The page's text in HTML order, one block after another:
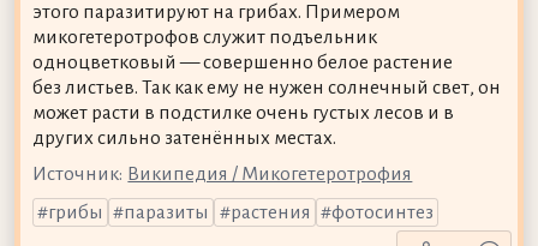
этого паразитируют на грибах. Примером
микогетеротрофов служит подъельник
одноцветковый — совершенно белое растение
без листьев. Так как ему не нужен солнечный свет, он
может расти в подстилке очень густых лесов и в
других сильно затенённых местах.
Источник: Википедия / Микогетеротрофия
грибы
паразиты растения фотосинтез